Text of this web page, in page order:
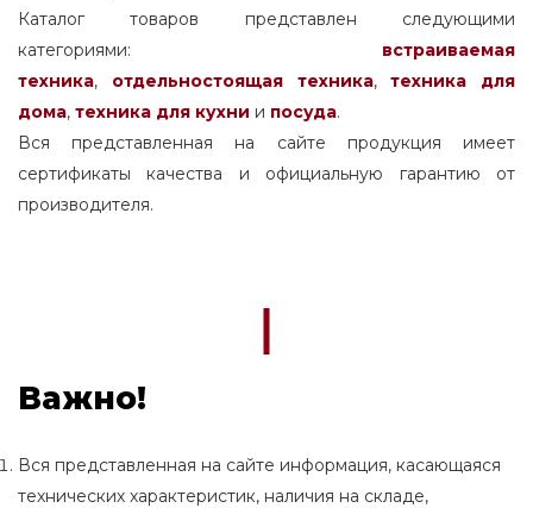
Каталог товаров представлен следующими
категориями: встраиваемая
техника, отдельностоящаятехника,
техника для
дома, техника для кухни и посуда.
Вся представленная на сайте продукция имеет
сертификаты качества и официальную гарантию от
производителя.
Важно!
Вся представленная на сайте информация, касающаяся
технических характеристик, наличия на складе,